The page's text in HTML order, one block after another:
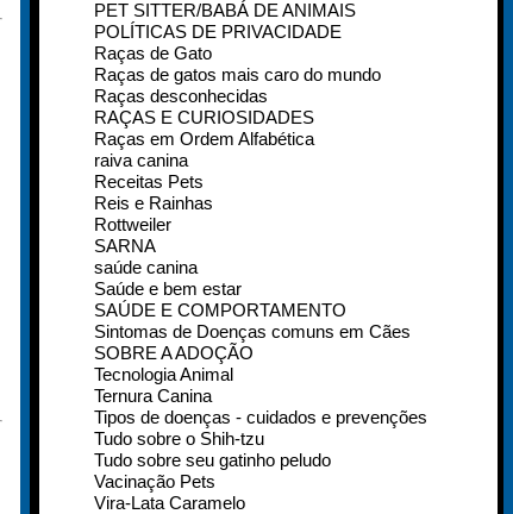
PET SITTER/BABÁ DE ANIMAIS
POLÍTICAS DE PRIVACIDADE
Raças de Gato
Raças de gatos mais caro do mundo
Raças desconhecidas
RAÇAS E CURIOSIDADES
Raças em Ordem Alfabética
raiva canina
Receitas Pets
Reis e Rainhas
Rottweiler
SARNA
saúde canina
Saúde e bem estar
SAÚDE E COMPORTAMENTO
Sintomas de Doenças comuns em Cães
SOBRE A ADOÇÃO
Tecnologia Animal
Ternura Canina
Tipos de doenças - cuidados e prevenções
Tudo sobre o Shih-tzu
Tudo sobre seu gatinho peludo
Vacinação Pets
Vira-Lata Caramelo